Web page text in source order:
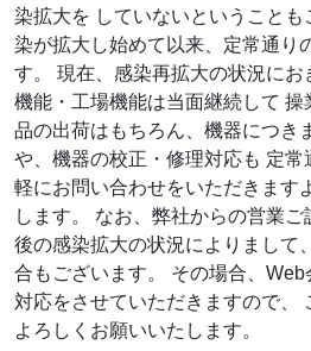
染拡大を していないということ
染が拡大し始めて以来、定常通り
す。 現在、感染再拡大の状況に
機能・工場機能は当面継続して
品の出荷はもちろん、機器につき
や、機器の校正・修理対応も 定
軽にお問い合わせをいただきます
します。 なお、弊社からの営業
後の感染拡大の状況によりまして
合もございます。 その場合、
対応をさせていただきますので、
よろしくお願いいたします。